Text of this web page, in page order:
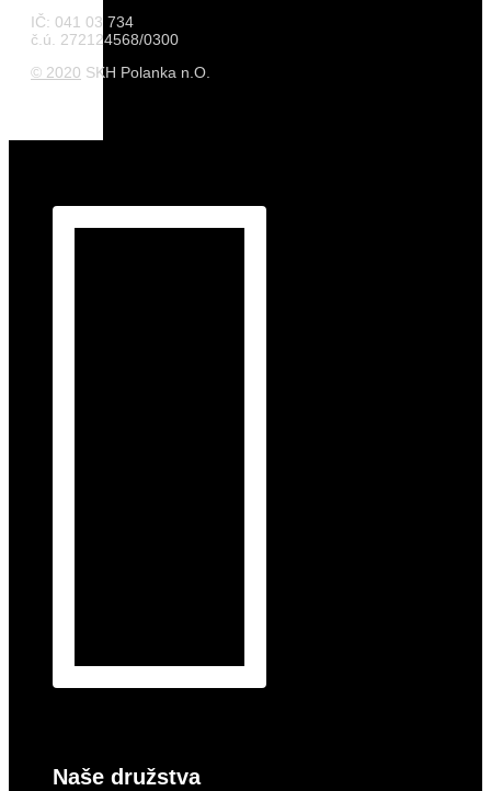
IČ: 041 03 734
č.ú. 272124568/0300
© 2020 SKH Polanka n.O.
Naše družstva